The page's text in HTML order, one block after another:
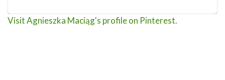
Visit Agnieszka Maciąg's profile on Pinterest.